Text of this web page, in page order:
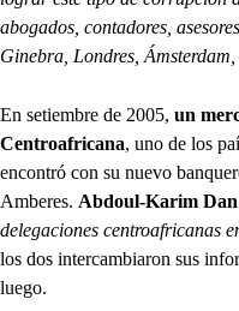
abogados, contadores,
Ginebra, Londres,
En setiembre de 2005, un
Centroafricana, uno de los
encontró con su nuevo
Amberes. Abdoul-Karim
delegaciones centroafricanas
los dos intercambiaron sus
luego.